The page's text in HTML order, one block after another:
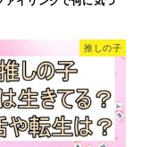
推しの子